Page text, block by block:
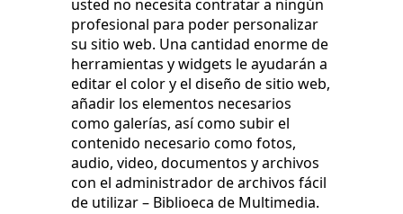
usted no necesita contratar a ningún
profesional para poder personalizar
su sitio web. Una cantidad enorme de
herramientas y widgets le ayudarán a
editar el color y el diseño de sitio web,
añadir los elementos necesarios
como galerías, así como subir el
contenido necesario como fotos,
audio, video, documentos y archivos
con el administrador de archivos fácil
de utilizar – Biblioeca de Multimedia.